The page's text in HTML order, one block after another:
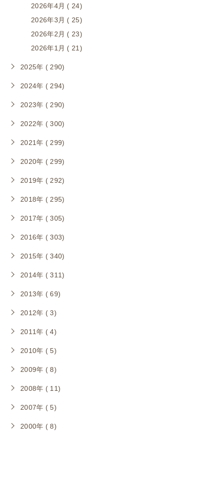
2026年4月 ( 24)
2026年3月 ( 25)
2026年2月 ( 23)
2026年1月 ( 21)
2025年 ( 290)
2024年 ( 294)
2023年 ( 290)
2022年 ( 300)
2021年 ( 299)
2020年 ( 299)
2019年 ( 292)
2018年 ( 295)
2017年 ( 305)
2016年 ( 303)
2015年 ( 340)
2014年 ( 311)
2013年 ( 69)
2012年 ( 3)
2011年 ( 4)
2010年 ( 5)
2009年 ( 8)
2008年 ( 11)
2007年 ( 5)
2000年 ( 8)